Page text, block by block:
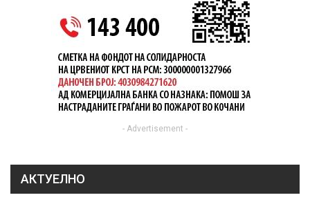
- Advertisement -
АКТУЕЛНО